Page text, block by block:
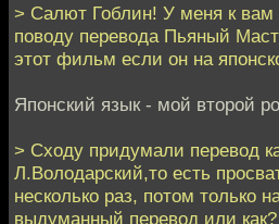
> Салют Гоблин! У меня к вам
поводу перевода Пьяный
этот фильм если он на
Японский язык - мой второй
> Сходу придумали перевод
Л.Володарский,то есть
несколько раз, потом только
выдуманный перевод или как?